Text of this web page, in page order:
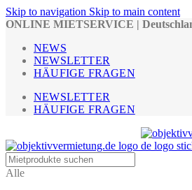
Skip to navigation Skip to main content
ONLINE MIETSERVICE |
NEWS
NEWSLETTER
HÄUFIGE FRAGEN
NEWSLETTER
HÄUFIGE FRAGEN
Alle